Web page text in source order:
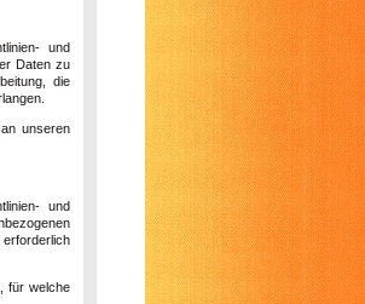
und
Daten zu
die
unseren
und
für welche